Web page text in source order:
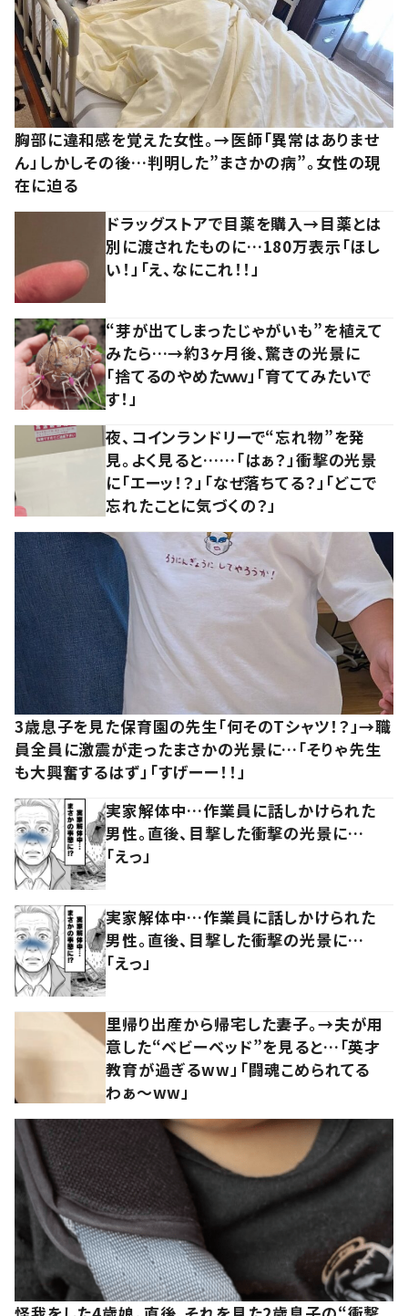
胸部に違和感を覚えた女性。→医師「異常はありませ
ん」しかしその後…判明した”まさかの病”。女性の現
在に迫る
ドラッグストアで目薬を購入→目薬とは
別に渡されたものに…180万表示「ほし
い！」「え、なにこれ！！」
“芽が出てしまったじゃがいも”を植えて
みたら…→約3ヶ月後、驚きの光景に
「捨てるのやめたｗｗ」「育ててみたいで
す！」
夜、コインランドリーで“忘れ物”を発
見。よく見ると……「はぁ？」衝撃の光景
に「エーッ！？」「なぜ落ちてる？」「どこで
忘れたことに気づくの？」
3歳息子を見た保育園の先生「何そのTシャツ！？」→職
員全員に激震が走ったまさかの光景に…「そりゃ先生
も大興奮するはず」「すげーー！！」
実家解体中…作業員に話しかけられた
男性。直後、目撃した衝撃の光景に…
「えっ」
実家解体中…作業員に話しかけられた
男性。直後、目撃した衝撃の光景に…
「えっ」
里帰り出産から帰宅した妻子。→夫が用
意した“ベビーベッド”を見ると…「英才
教育が過ぎるww」「闘魂こめられてる
わぁ～ww」